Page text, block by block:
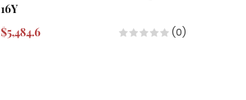
16Y
$5,484.6
(0)